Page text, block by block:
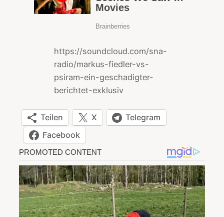
https://soundcloud.com/sna-
radio/markus-fiedler-vs-
psiram-ein-geschadigter-
berichtet-exklusiv
Teilen X
Telegram
Facebook